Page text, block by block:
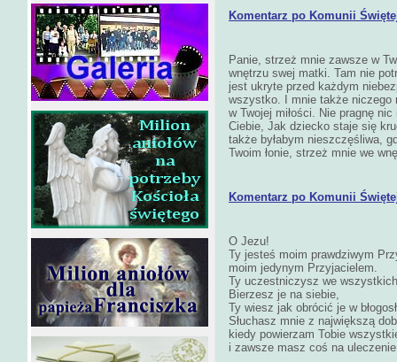
Komentarz po Komunii
Panie, strzeż mnie zawsze w
wnętrzu swej matki. Tam nie
jest ukryte przed każdym
wszystko. I mnie także niczego
w Twojej miłości. Nie pragnę
Ciebie, Jak dziecko staje się
także byłabym nieszczęśliwa,
Twoim łonie, strzeż mnie we
Komentarz po Komunii
O Jezu!
Ty jesteś moim prawdziwym
moim jedynym Przyjacielem.
Ty uczestniczysz we
Bierzesz je na siebie,
Ty wiesz jak obrócić je w
Słuchasz mnie z największą
kiedy powierzam Tobie
i zawsze masz coś na